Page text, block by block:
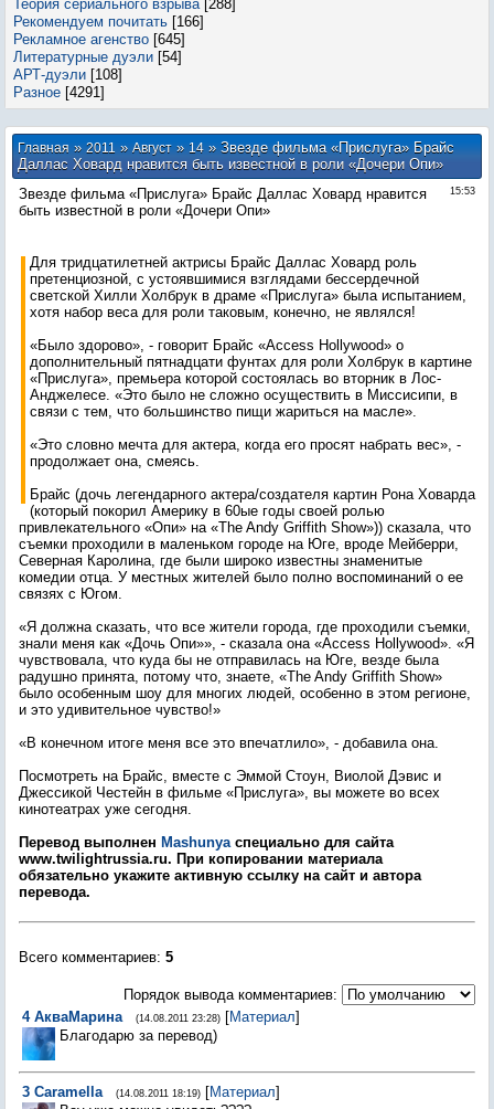
Теория сериального взрыва [288]
Рекомендуем почитать [166]
Рекламное агенство [645]
Литературные дуэли [54]
АРТ-дуэли [108]
Разное [4291]
Главная»2011 » Август » 14» Звезде фильма «Прислуга» Брайс
Даллас Ховард нравится быть известной в роли «Дочери Опи»
15:53
Звезде фильма «Прислуга» Брайс Даллас Ховард нравится
быть известной в роли «Дочери Опи»
Для тридцатилетней актрисы Брайс Даллас Ховард роль
претенциозной, с устоявшимися взглядами бессердечной
светской Хилли Холбрук в драме «Прислуга» была испытанием,
хотя набор веса для роли таковым, конечно, не являлся!
«Было здорово», - говорит Брайс «Access Hollywood» о
дополнительный пятнадцати фунтах для роли Холбрук в картине
«Прислуга», премьера которой состоялась во вторник в Лос-
Анджелесе. «Это было не сложно осуществить в Миссисипи, в
связи с тем, что большинство пищи жариться на масле».
«Это словно мечта для актера, когда его просят набрать вес», -
продолжает она, смеясь.
Брайс (дочь легендарного актера/создателя картин Рона Ховарда
(который покорил Америку в 60ые годы своей ролью
привлекательного «Опи» на «The Andy Griffith Show»)) сказала, что
съемки проходили в маленьком городе на Юге, вроде Мейберри,
Северная Каролина, где были широко известны знаменитые
комедии отца. У местных жителей было полно воспоминаний о ее
связях с Югом.
«Я должна сказать, что все жители города, где проходили съемки,
знали меня как «Дочь Опи»», - сказала она «Access Hollywood». «Я
чувствовала, что куда бы не отправилась на Юге, везде была
радушно принята, потому что, знаете, «The Andy Griffith Show»
было особенным шоу для многих людей, особенно в этом регионе,
и это удивительное чувство!»
«В конечном итоге меня все это впечатлило», - добавила она.
Посмотреть на Брайс, вместе с Эммой Стоун, Виолой Дэвис и
Джессикой Честейн в фильме «Прислуга», вы можете во всех
кинотеатрах уже сегодня.
Перевод выполнен Mashunyaспециально для сайта
www.twilightrussia.ru. При копировании материала
обязательно укажите активную ссылку на сайт и автора
перевода.
Всего комментариев: 5
Порядок вывода комментариев:
4 АкваМарина (14.08.2011 23:28) [Материал]
Благодарю за перевод)
3 Caramella (14.08.2011 18:19) [Материал]